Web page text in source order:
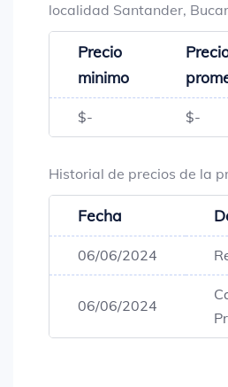
localidad Santander,
Precio
minimo
$- $-
Historial de precios de la
Fecha
06/06/2024
06/06/2024